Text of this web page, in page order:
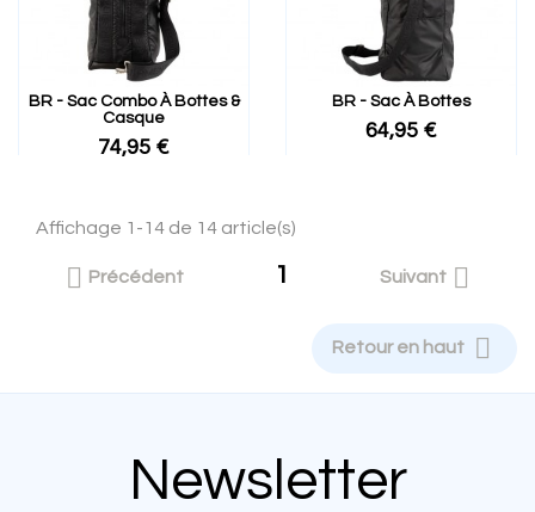
BR - Sac Combo À Bottes &
Casque
74,95 €
BR - Sac À Bottes
64,95 €
Affichage 1-14 de 14 article(s)
 Précédent 1 Suivant 
Retour en haut 
Newsletter